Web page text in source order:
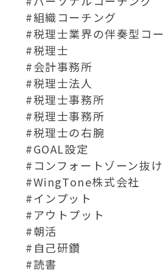
#組織コーチング
#税理士業界の伴奏型コ
#税理士
#会計事務所
#税理士法人
#税理士事務所
#税理士事務所
#税理士の右腕
#GOAL設定
#コンフォートゾーン抜
#WingTone株式会社
#インプット
#アウトプット
#朝活
#自己研鑽
#読書